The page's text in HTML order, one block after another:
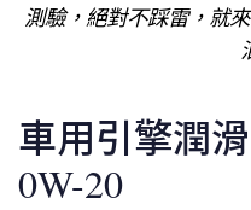
測驗，絕對不踩雷，就
車用引擎潤
0W-20